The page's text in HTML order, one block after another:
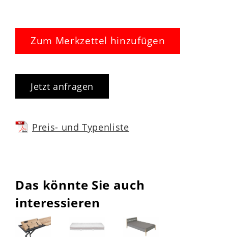
Zum Merkzettel hinzufügen
Jetzt anfragen
Preis- und Typenliste
Das könnte Sie auch
interessieren